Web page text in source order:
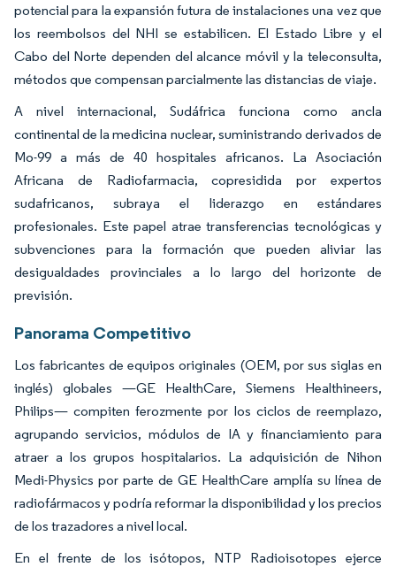
potencial para la expansión futura de instalaciones una vez que
los reembolsos del NHI se estabilicen. El Estado Libre y el
Cabo del Norte dependen del alcance móvil y la teleconsulta,
métodos que compensan parcialmente las distancias de viaje.
A nivel internacional, Sudáfrica funciona como ancla
continental de la medicina nuclear, suministrando derivados de
Mo-99 a más de 40 hospitales africanos. La Asociación
Africana de Radiofarmacia, copresidida por expertos
sudafricanos, subraya el liderazgo en estándares
profesionales. Este papel atrae transferencias tecnológicas y
subvenciones para la formación que pueden aliviar las
desigualdades provinciales a lo largo del horizonte de
previsión.
Panorama Competitivo
Los fabricantes de equipos originales (OEM, por sus siglas en
inglés) globales —GE HealthCare, Siemens Healthineers,
Philips— compiten ferozmente por los ciclos de reemplazo,
agrupando servicios, módulos de IA y financiamiento para
atraer a los grupos hospitalarios. La adquisición de Nihon
Medi-Physics por parte de GE HealthCare amplía su línea de
radiofármacos y podría reformar la disponibilidad y los precios
de los trazadores a nivel local.
En el frente de los isótopos, NTP Radioisotopes ejerce